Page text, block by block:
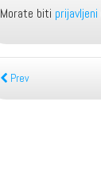
Morate biti prijavljeni
Prev